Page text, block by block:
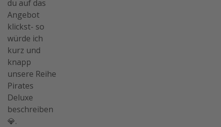
du auf das
Angebot
klickst- so
würde ich
kurz und
knapp
unsere Reihe
Pirates
Deluxe
beschreiben
💎.